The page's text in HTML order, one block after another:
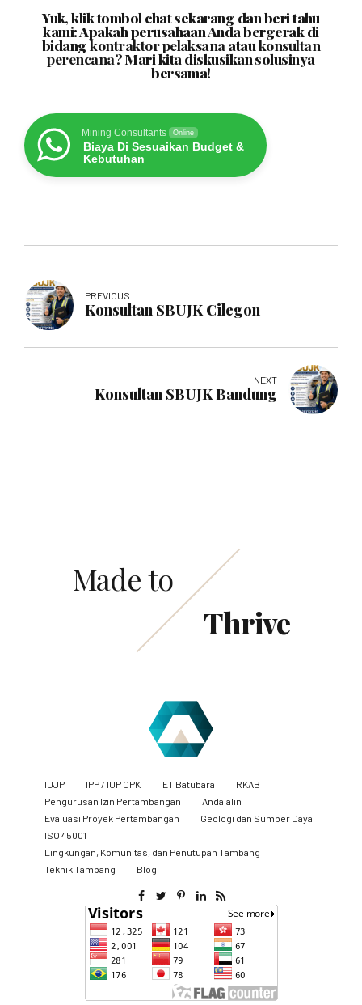
Yuk, klik tombol chat sekarang dan beri tahu
kami: Apakah perusahaan Anda bergerak di
bidangkontraktor pelaksana ataukonsultan
perencana? Mari kita diskusikan solusinya
bersama!
Mining Consultants Online
Biaya Di Sesuaikan Budget &
Kebutuhan
PREVIOUS
Konsultan SBUJK Cilegon
NEXT
Konsultan SBUJK Bandung
Made to
Thrive
IUJP IPP / IUP OPK ET Batubara
RKAB
Pengurusan Izin Pertambangan
Andalalin
Evaluasi Proyek Pertambangan
Geologi dan Sumber Daya
ISO 45001
Lingkungan, Komunitas, dan Penutupan Tambang
​Teknik Tambang
Blog